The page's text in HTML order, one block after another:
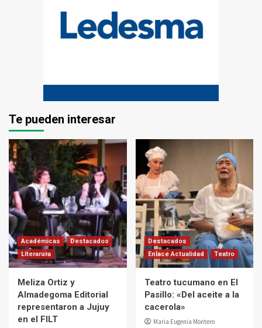
Te pueden interesar
Académicas
Destacados
Literarura
Meliza Ortiz y
Almadegoma Editorial
representaron a Jujuy
en el FILT
Destacados
Enlace Actualidad
Teatro
Teatro tucumano en El
Pasillo: «Del aceite a la
cacerola»
Maria Eugenia Montero